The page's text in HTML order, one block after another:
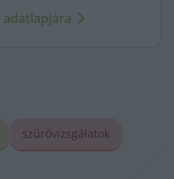
szűrővizsgálatok